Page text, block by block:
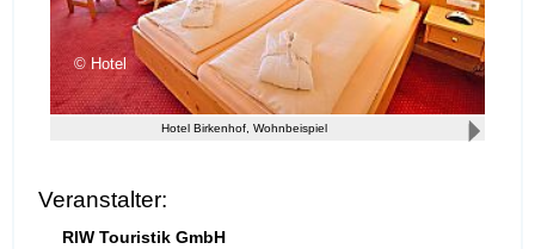
Hotel
Hotel Birkenhof, Wohnbeispiel
Veranstalter:
RIW Touristik GmbH